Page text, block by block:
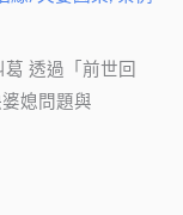
透過「前世回
媳問題與